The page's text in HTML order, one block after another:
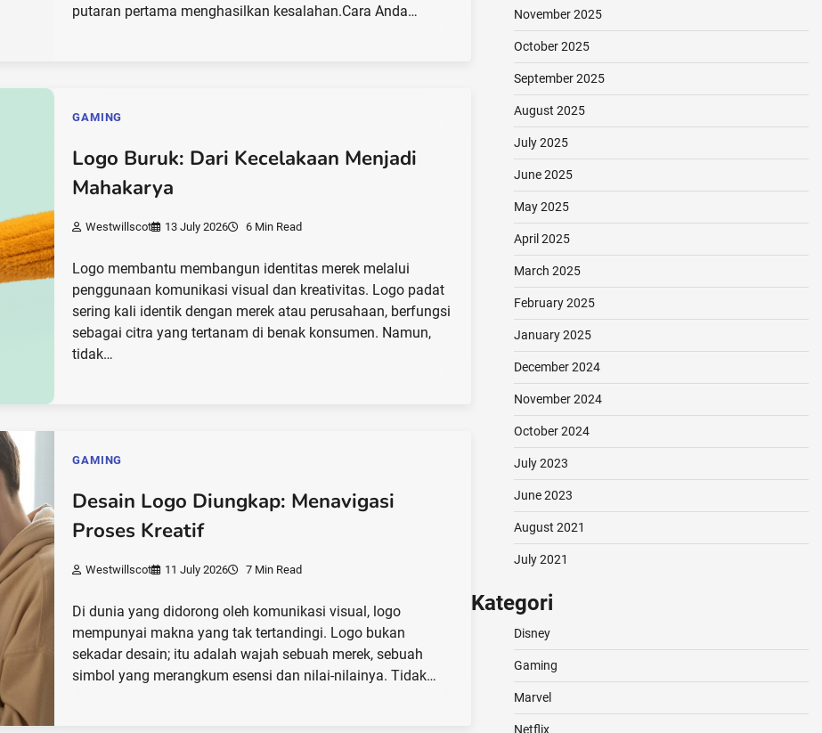
putaran pertama menghasilkan kesalahan.Cara Anda…
GAMING
Logo Buruk: Dari Kecelakaan Menjadi
Mahakarya
Westwillscot 13 July 2026 6 Min Read
Logo membantu membangun identitas merek melalui
penggunaan komunikasi visual dan kreativitas. Logo padat
sering kali identik dengan merek atau perusahaan, berfungsi
sebagai citra yang tertanam di benak konsumen. Namun,
tidak…
GAMING
Desain Logo Diungkap: Menavigasi
Proses Kreatif
Westwillscot 11 July 2026 7 Min Read
Di dunia yang didorong oleh komunikasi visual, logo
mempunyai makna yang tak tertandingi. Logo bukan
sekadar desain; itu adalah wajah sebuah merek, sebuah
simbol yang merangkum esensi dan nilai-nilainya. Tidak…
November 2025
October 2025
September 2025
August 2025
July 2025
June 2025
May 2025
April 2025
March 2025
February 2025
January 2025
December 2024
November 2024
October 2024
July 2023
June 2023
August 2021
July 2021
Kategori
Disney
Gaming
Marvel
Netflix